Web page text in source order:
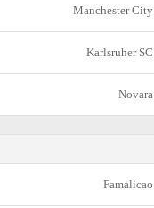
Manchester City
Karlsruher SC
Novara
Famalicao